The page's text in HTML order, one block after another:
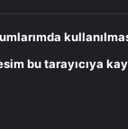
bu tarayıcıya